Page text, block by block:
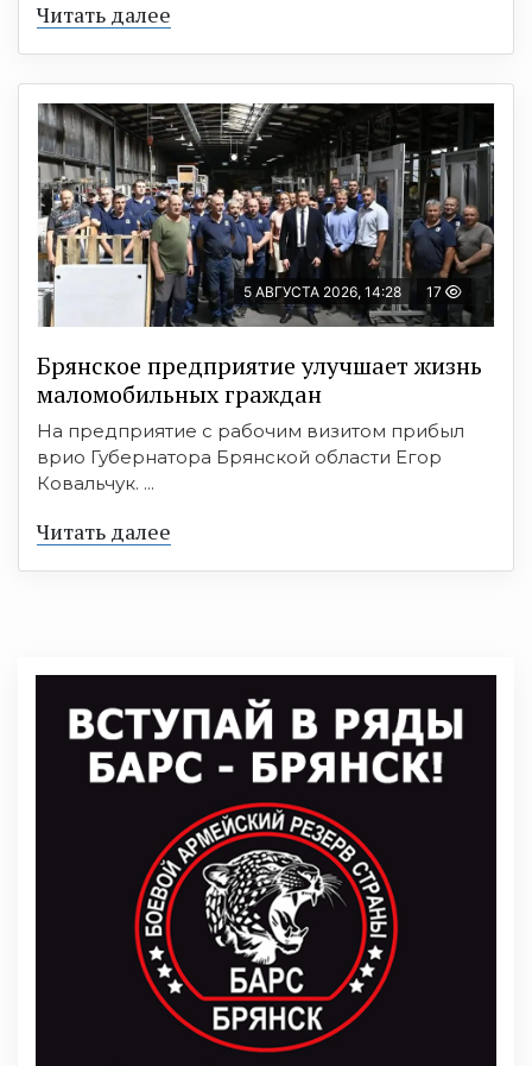
Читать далее
5 АВГУСТА 2026, 14:28 17
Брянское предприятие улучшает жизнь
маломобильных граждан
На предприятие с рабочим визитом прибыл
врио Губернатора Брянской области Егор
Ковальчук. ...
Читать далее